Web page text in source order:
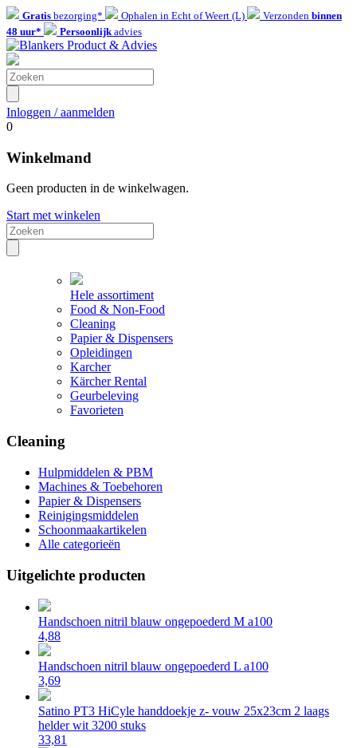
Gratis bezorging* Ophalen in Echt of Weert (L) Verzonden binnen
48 uur*
Persoonlijkadvies
Inloggen / aanmelden
0
Winkelmand
Geen producten in de winkelwagen.
Start met winkelen
Hele assortiment
Food & Non-Food
Cleaning
Papier & Dispensers
Opleidingen
Karcher
Kärcher Rental
Geurbeleving
Favorieten
Cleaning
Hulpmiddelen & PBM
Machines & Toebehoren
Papier & Dispensers
Reinigingsmiddelen
Schoonmaakartikelen
Alle categorieën
Uitgelichte producten
Handschoen nitril blauw ongepoederd M a100
4,88
Handschoen nitril blauw ongepoederd L a100
3,69
Satino PT3 HiCyle handdoekje z- vouw 25x23cm 2 laags
helder wit 3200 stuks
33,81